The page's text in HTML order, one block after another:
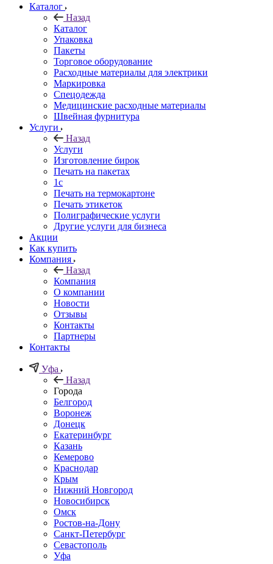
Каталог
Назад
Каталог
Упаковка
Пакеты
Торговое оборудование
Расходные материалы для электрики
Маркировка
Спецодежда
Медицинские расходные материалы
Швейная фурнитура
Услуги
Назад
Услуги
Изготовление бирок
Печать на пакетах
1c
Печать на термокартоне
Печать этикеток
Полиграфические услуги
Другие услуги для бизнеса
Акции
Как купить
Компания
Назад
Компания
О компании
Новости
Отзывы
Контакты
Партнеры
Контакты
Уфа
Назад
Города
Белгород
Воронеж
Донецк
Екатеринбург
Казань
Кемерово
Краснодар
Крым
Нижний Новгород
Новосибирск
Омск
Ростов-на-Дону
Санкт-Петербург
Севастополь
Уфа